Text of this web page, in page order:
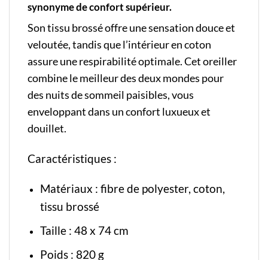
synonyme de confort supérieur.
Son tissu brossé offre une sensation douce et
veloutée, tandis que l’intérieur en coton
assure une respirabilité optimale. Cet oreiller
combine le meilleur des deux mondes pour
des nuits de sommeil paisibles, vous
enveloppant dans un confort luxueux et
douillet.
Caractéristiques :
Matériaux : fibre de polyester, coton,
tissu brossé
Taille : 48 x 74 cm
Poids : 820 g